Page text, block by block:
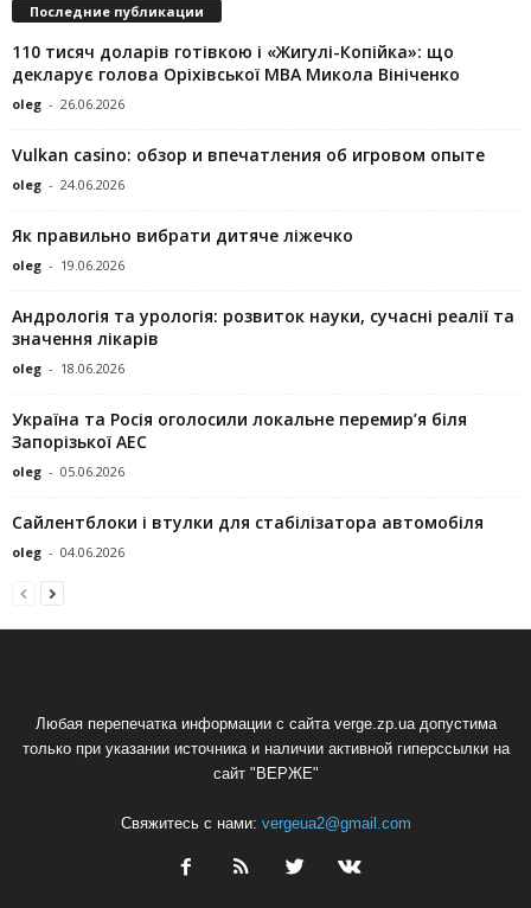
Последние публикации
110 тисяч доларів готівкою і «Жигулі-Копійка»: що
декларує голова Оріхівської МВА Микола Вініченко
oleg - 26.06.2026
Vulkan casino: обзор и впечатления об игровом опыте
oleg - 24.06.2026
Як правильно вибрати дитяче ліжечко
oleg - 19.06.2026
Андрологія та урологія: розвиток науки, сучасні реалії та
значення лікарів
oleg - 18.06.2026
Україна та Росія оголосили локальне перемир’я біля
Запорізької АЕС
oleg - 05.06.2026
Сайлентблоки і втулки для стабілізатора автомобіля
oleg - 04.06.2026
Любая перепечатка информации с сайта verge.zp.ua допустима
только при указании источника и наличии активной гиперссылки на
сайт "ВЕРЖЕ"
Свяжитесь с нами: vergeua2@gmail.com